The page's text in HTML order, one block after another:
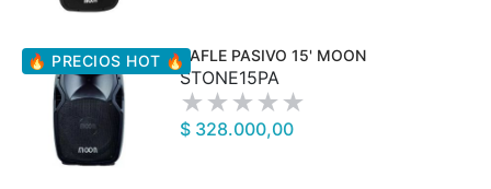
🔥 PRECIOS HOT 🔥 BAFLE PASIVO 15' MOON
STONE15PA
$ 328.000,00